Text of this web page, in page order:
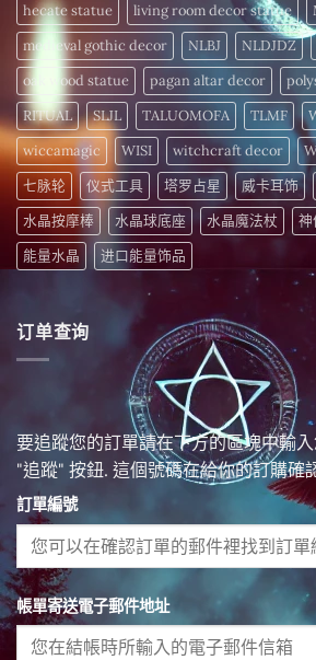
hecate statue
living room decor statue
medieval gothic decor
NLBJ NLDJDZ
oak wood statue
pagan altar decor
RITUAL
SLJL TALUOMOFA TLMF
wiccamagic
WISI witchcraft decor
七脉轮
仪式工具 塔罗占星 威卡耳饰
水晶按摩棒
水晶球底座 水晶魔法杖 神
能量水晶
进口能量饰品
订单查询
要追蹤您的訂單請在下方的區塊中輸
"追蹤" 按鈕. 這個號碼在給你的訂購確
訂單編號
帳單寄送電子郵件地址